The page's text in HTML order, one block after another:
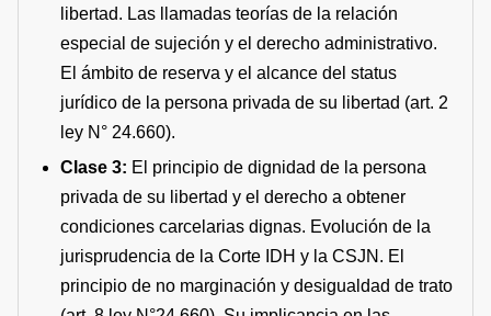
libertad. Las llamadas teorías de la relación
especial de sujeción y el derecho administrativo.
El ámbito de reserva y el alcance del status
jurídico de la persona privada de su libertad (art. 2
ley N° 24.660).
Clase 3: El principio de dignidad de la persona
privada de su libertad y el derecho a obtener
condiciones carcelarias dignas. Evolución de la
jurisprudencia de la Corte IDH y la CSJN. El
principio de no marginación y desigualdad de trato